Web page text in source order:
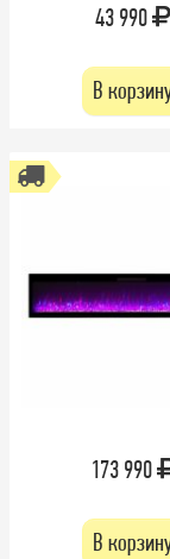
43 990
В
173 990
В